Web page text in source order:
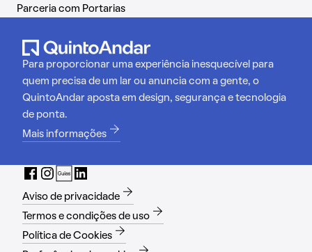
Parceria com Portarias
Para proporcionar uma experiência inesquecível para
quem precisa de um lar ou anuncia com a gente, o
QuintoAndar aposta em design, segurança e tecnologia
de ponta.
Mais informações
Aviso de privacidade
Termos e condições de uso
Política de Cookies